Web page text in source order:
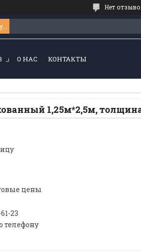
Нет
О НАС КОНТАКТЫ
1,25м*2,5м,
цены
23
телефону